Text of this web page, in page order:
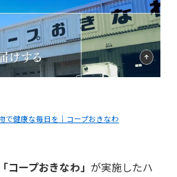
で健康な毎日を｜コープおきなわ
「コープおきなわ」 が実施したハ